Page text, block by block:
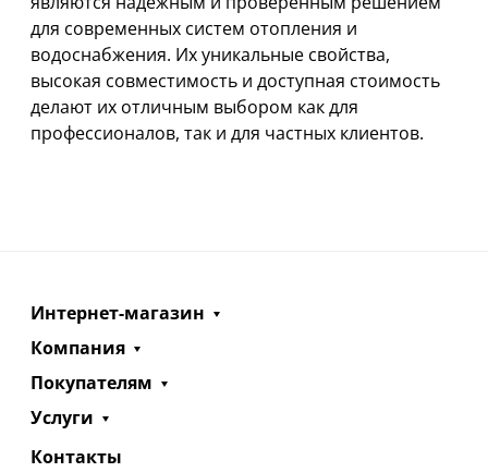
для современных систем отопления и
водоснабжения. Их уникальные свойства,
высокая совместимость и доступная стоимость
делают их отличным выбором как для
профессионалов, так и для частных клиентов.
Интернет-магазин
Компания
Покупателям
Услуги
Контакты